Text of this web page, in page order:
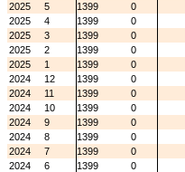
2025
5 1399
0
2025
4 1399
0
2025
3 1399
0
2025
2 1399
0
2025
1 1399
0
2024
12 1399
0
2024
11 1399
0
2024
10 1399
0
2024
9 1399
0
2024
8 1399
0
2024
7 1399
0
2024
6 1399
0